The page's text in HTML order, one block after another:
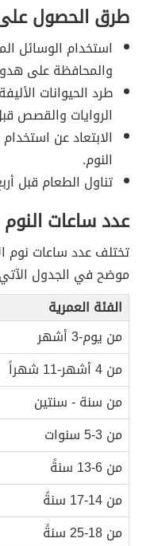
طرق الحصول
استخدام الوسائل
والمحافظة على
طرد الحيوانات
الروايات والقصص
الابتعاد عن
النوم.
تناول الطعام قبل
عدد ساعات
تختلف عدد ساعات نوم
موضح في الجدول
الفئة العمرية
من يوم-3 أشهر
من 4 أشهر-11 شهراً
من سنة - سنتين
من 3-5 سنوات
من 6-13 سنةً
من 14-17 سنةً
من 18-25 سنةً